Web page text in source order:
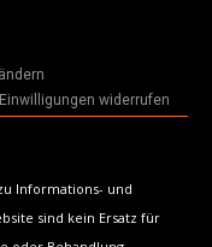
Einwilligungen widerrufen
Informations- und
sind kein Ersatz für